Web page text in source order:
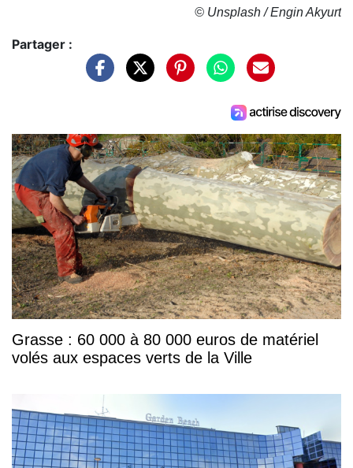
© Unsplash / Engin Akyurt
Partager :
Grasse : 60 000 à 80 000 euros de matériel
volés aux espaces verts de la Ville